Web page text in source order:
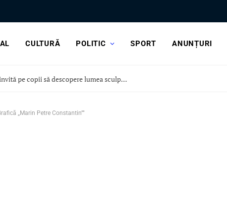
CULTURĂ POLITIC SPORT ANUNȚURI
Astăzi, „Vacanța la muzeu” îi invită pe copii să descopere lumea sculpturii, la Curtea Domnească
„Marin Petre Constantin”"